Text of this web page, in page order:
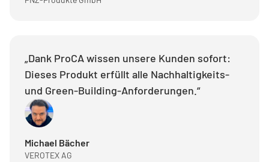
„Dank ProCA wissen unsere Kunden sofort:
Dieses Produkt erfüllt alle Nachhaltigkeits-
und Green-Building-Anforderungen.“
Michael Bächer
VEROTEX AG